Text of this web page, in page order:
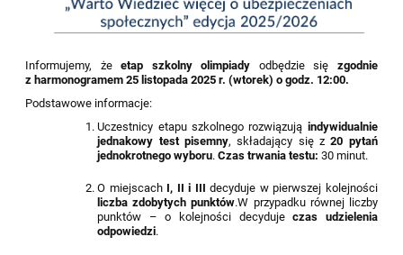
Informujemy, żeetap szkolny olimpiady odbędzie się zgodnie
z harmonogramem 25 listopada 2025 r. (wtorek) o godz. 12:00.
Podstawowe informacje:
Uczestnicy etapu szkolnego rozwiązują indywidualnie
jednakowy test pisemny, składający się z20 pytań
jednokrotnego wyboru. Czas trwania testu: 30 minut.
O miejscach I, II i III decyduje w pierwszej kolejności
liczba zdobytych punktów.W przypadku równej liczby
punktów – o kolejności decydujeczas udzielenia
odpowiedzi.